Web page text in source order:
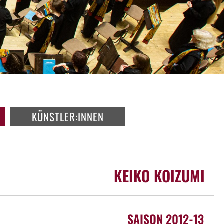
KÜNSTLER:INNEN
KEIKO KOIZUMI
SAISON 2012-13